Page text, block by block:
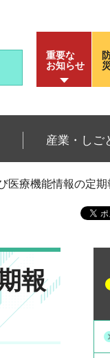
重要な
お知らせ
産業・しご
医療機能情報の定期
報